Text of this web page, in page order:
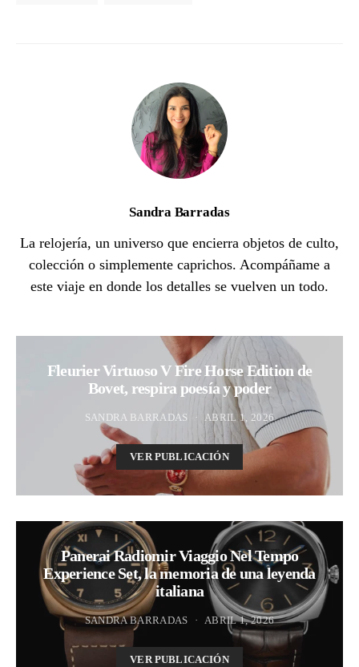
Sandra Barradas
La relojería, un universo que encierra objetos de culto,
colección o simplemente caprichos. Acompáñame a
este viaje en donde los detalles se vuelven un todo.
Fleurier Virtuoso V Fire Horse Edition de
Bovet, respira poesía y poder
SANDRA BARRADAS ABRIL 1, 2026
VER PUBLICACIÓN
Panerai Radiomir Viaggio Nel Tempo
Experience Set, la memoria de una leyenda
italiana
SANDRA BARRADAS ABRIL 1, 2026
VER PUBLICACIÓN